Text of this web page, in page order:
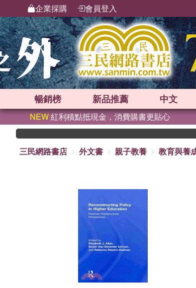
企業採購 會員登入
暢銷榜 新品推薦 中文
NEW紅利積點抵現金，消費購書更貼心
三民網路書店
外文書 親子教養 教育與養